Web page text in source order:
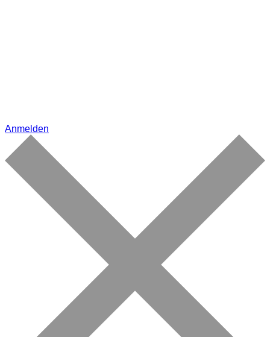
Anmelden